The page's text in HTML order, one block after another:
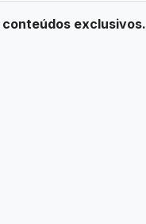
exclusivos.